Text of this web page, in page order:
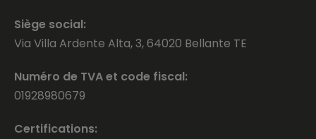
Siège social:
Via Villa Ardente Alta, 3, 64020 Bellante TE
Numéro de TVA et code fiscal:
01928980679
Certifications: